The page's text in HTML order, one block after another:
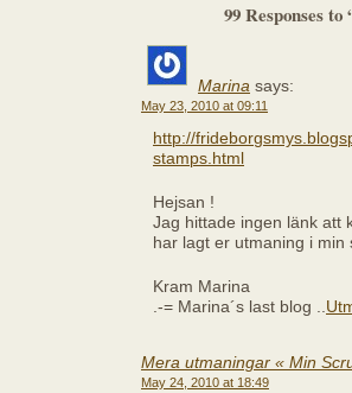
99 Responses
Marina says:
May 23, 2010 at 09:11
http://
stamps.html
Hejsan !
Jag hittade ingen länk att
har lagt er utmaning i min
Kram Marina
.-= Marina´s last blog ..
Mera utmaningar « Min
May 24, 2010 at 18:49